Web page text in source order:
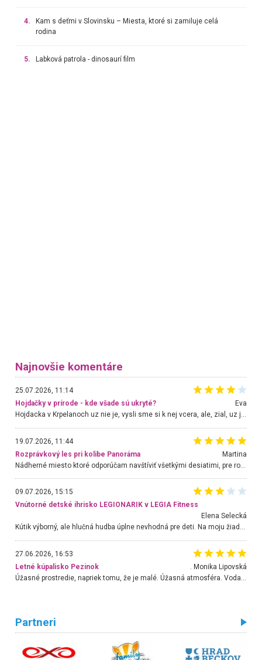
4.
Kam s deťmi v Slovinsku – Miesta, ktoré si zamiluje celá
rodina
5. Labková patrola - dinosaurí film
Najnovšie komentáre
25.07.2026, 11:14
Hojdačky v prírode - kde všade sú ukryté?
Eva
Hojdacka v Krpelanoch uz nie je, vysli sme si k nej vcera, ale, zial, uz je znicena. Ak sem planujete cestu len kvoli hojdacke, mozete si ju usetrit. Krasny vyhlad je tu vsak aj bez hojdacky :-)
19.07.2026, 11:44
Rozprávkový les pri kolibe Panoráma
Martina
Nádherné miesto ktoré odporúčam navštíviť všetkými desiatimi, pre rodiny s deťmi, dôchodcom... Proste a jednoducho ozaj rozprávkový les.. určite ešte prídeme. Odniesli sme si na pamiatku krásne tričká,
09.07.2026, 15:15
Vnútorné detské ihrisko LEGIONARIK v LEGIA Fitness
Elena Selecká
Kútik výborný, ale hlučná hudba úplne nevhodná pre deti. Na moju žiadosť o aspoň sušenie nereagovali.
27.06.2026, 16:53
Letné kúpalisko Pezinok
. Monika Lipovská
Úžasné prostredie, napriek tomu, že je malé. Úžasná atmosféra. Voda fantastická a nádherná. Ľudí je pomerne veľa, ale su mili a ohľaduplní. Je veľmi zaujímavé sledovať, ako dokážu spolu športovať cudzí ľudia a bez ohľadu na vek. Vládne tu pohoda. Vnuka neviem dostať z vody. Ďakujem za krásny deň . Urcite sa sem vrátim. Jediný problém je s parkovaním, ale aj ten sa mi podarilo vyriešiť. Monika Bratislava
Partneri